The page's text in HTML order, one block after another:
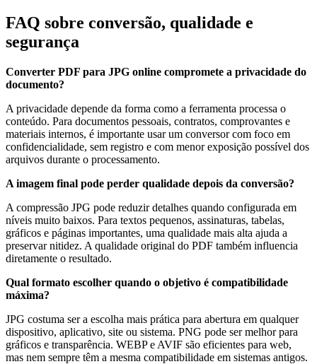
FAQ sobre conversão, qualidade e
segurança
Converter PDF para JPG online compromete a privacidade do
documento?
A privacidade depende da forma como a ferramenta processa o
conteúdo. Para documentos pessoais, contratos, comprovantes e
materiais internos, é importante usar um conversor com foco em
confidencialidade, sem registro e com menor exposição possível dos
arquivos durante o processamento.
A imagem final pode perder qualidade depois da conversão?
A compressão JPG pode reduzir detalhes quando configurada em
níveis muito baixos. Para textos pequenos, assinaturas, tabelas,
gráficos e páginas importantes, uma qualidade mais alta ajuda a
preservar nitidez. A qualidade original do PDF também influencia
diretamente o resultado.
Qual formato escolher quando o objetivo é compatibilidade
máxima?
JPG costuma ser a escolha mais prática para abertura em qualquer
dispositivo, aplicativo, site ou sistema. PNG pode ser melhor para
gráficos e transparência. WEBP e AVIF são eficientes para web,
mas nem sempre têm a mesma compatibilidade em sistemas antigos.